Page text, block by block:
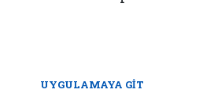
UYGULAMAYA GİT